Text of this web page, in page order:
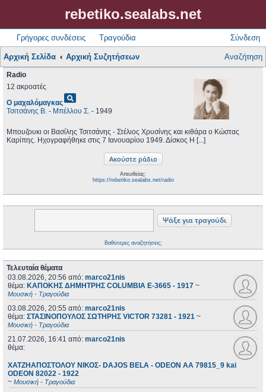
rebetiko.sealabs.net
Γρήγορες συνδέσεις Τραγούδια Σύνδεση
Αρχική Σελίδα Αρχική Συζητήσεων Αναζήτηση
Radio
12 ακροατές
Ο μαχαλόμαγκαςpageview
Τσιτσάνης Β. - Μπέλλου Σ. - 1949
Μπουζουκι οι Βασίλης Τσιτσάνης - Στέλιος Χρυσίνης και κιθάρα ο Κώστας
Καρίπης. Ηχογραφήθηκε στις 7 Ιανουαρίου 1949. Δίσκος H [...]
Απευθείας:
https://rebetiko.sealabs.net/radio
Βαθύτερες αναζητήσεις;
Τελευταία θέματα
03.08.2026, 20:56 από: marco21nis
θέμα: ΚΑΠΟΚΗΣ ΔΗΜΗΤΡΗΣ COLUMBIA E-3665 - 1917 ~
Μουσική - Τραγούδια
03.08.2026, 20:55 από: marco21nis
θέμα: ΣΤΑΣΙΝΟΠΟΥΛΟΣ ΣΩΤΗΡΗΣ VICTOR 73281 - 1921 ~
Μουσική - Τραγούδια
21.07.2026, 16:41 από: marco21nis
θέμα:
ΧΑΤΖΗΑΠΟΣΤΟΛΟΥ ΝΙΚΟΣ- DAJOS BELA - ODEON AA 79815_9 kai
ODEON 82022 - 1922
~ Μουσική - Τραγούδια